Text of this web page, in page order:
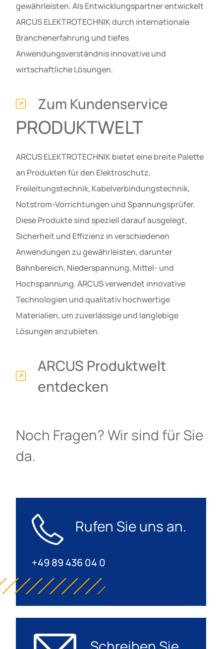
gewährleisten. Als Entwicklungspartner entwickelt
ARCUS ELEKTROTECHNIK durch internationale
Branchenerfahrung und tiefes
Anwendungsverständnis innovative und
wirtschaftliche Lösungen.
Zum Kundenservice
PRODUKTWELT
ARCUS ELEKTROTECHNIK bietet eine breite Palette
an Produkten für den Elektroschutz,
Freileitungstechnik, Kabelverbindungstechnik,
Notstrom-Vorrichtungen und Spannungsprüfer.
Diese Produkte sind speziell darauf ausgelegt,
Sicherheit und Effizienz in verschiedenen
Anwendungen zu gewährleisten, darunter
Bahnbereich, Niederspannung, Mittel- und
Hochspannung. ARCUS verwendet innovative
Technologien und qualitativ hochwertige
Materialien, um zuverlässige und langlebige
Lösungen anzubieten.
ARCUS Produktwelt
entdecken
Noch Fragen? Wir sind für Sie
da.
Rufen Sie uns an.
+49 89 436 04 0